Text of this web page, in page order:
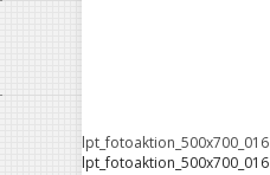
lpt_fotoaktion_500x700_016
lpt_fotoaktion_500x700_016